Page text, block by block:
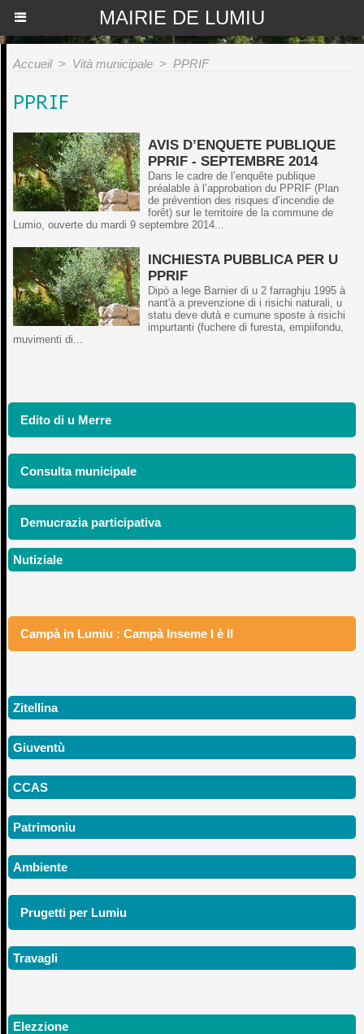
MAIRIE DE LUMIU
Edito di u Merre
Consulta municipale
Demucrazia participativa
Nutiziale
Campà in Lumiu : Campà Inseme I è II
Zitellina
Giuventù
CCAS
Patrimoniu
Ambiente
Prugetti per Lumiu
Travagli
Elezzione
Accueil > Vità municipale > PPRIF
PPRIF
AVIS D’ENQUETE PUBLIQUE
PPRIF - SEPTEMBRE 2014
Dans le cadre de l’enquête publique
préalable à l’approbation du PPRIF (Plan
de prévention des risques d’incendie de
forêt) sur le territoire de la commune de
Lumio, ouverte du mardi 9 septembre 2014...
INCHIESTA PUBBLICA PER U
PPRIF
Dipò a lege Barnier di u 2 farraghju 1995 à
nant'à a prevenzione di i risichi naturali, u
statu deve dutà e cumune sposte à risichi
impurtanti (fuchere di furesta, empiifondu,
muvimenti di...